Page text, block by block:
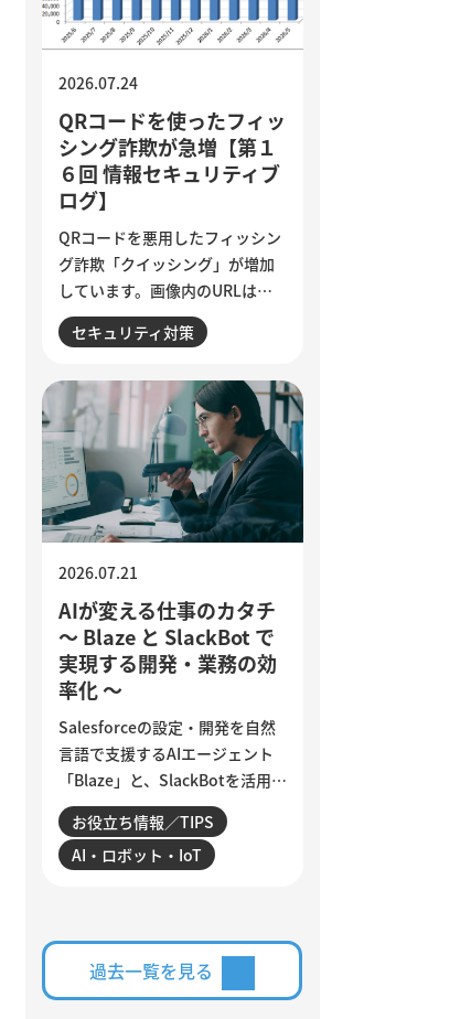
質基準の明文化など、小さく試
しながら実用化を進める方法を
QRコードを使ったフィッ
シング詐欺が急増【第１
６回 情報セキュリティブ
ログ】
2026.07.24
QRコードを悪用したフィッシン
グ詐欺「クイッシング」が増加
しています。画像内のURLはメ
ールフィルターで検知されにく
く、スマートフォンを経由して
です。セキュリティ意識が高い
人ほど狙われる巧妙な手口と、
被害を防ぐために実践したい3つ
の確認ポイントをご紹介しま
す。
セキュリティ対策
AIが変える仕事のカタチ
～ Blaze と SlackBot で
実現する開発・業務の効
率化 ～
2026.07.21
Salesforceの設定・開発を自然
言語で支援するAIエージェント
「Blaze」と、SlackBotを活用し
た業務自動化を紹介します。AI
は、日々の細かな作業をどこま
で効率化できるのでしょうか。
など、サンビットで実際に構
築・運用している仕組みを交え
ながら、AIに任せる業務と、人
お役立ち情報／TIPS
AI・ロボット・IoT
過去一覧を見る